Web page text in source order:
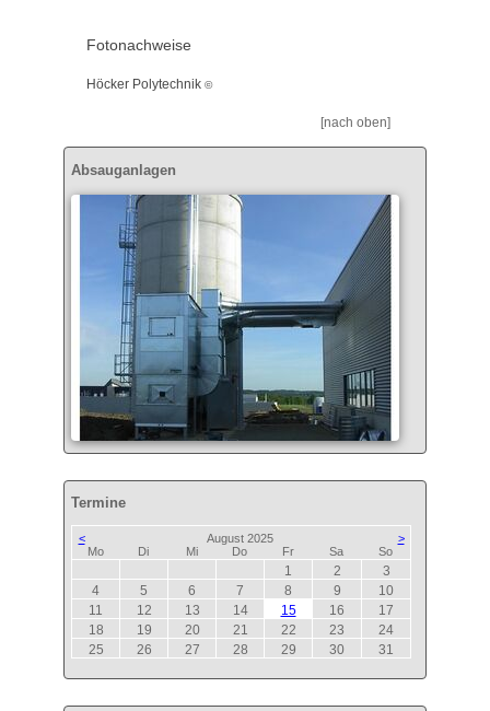
Fotonachweise
Höcker Polytechnik ©
[nach oben]
Absauganlagen
Termine
< August 2025
>
Montag Dienstag Mittwoch Donnerstag
Freitag Samstag Sonntag
1 2
3
4
5 6 7 8 9
10
11
12 13 14 15 16
17
18
19 20 21 22 23
24
25
26 27 28 29 30 31